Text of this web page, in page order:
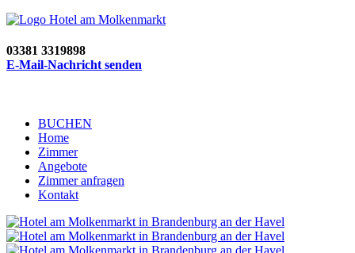
03381 3319898
E-Mail-Nachricht senden
BUCHEN
Home
Zimmer
Angebote
Zimmer anfragen
Kontakt